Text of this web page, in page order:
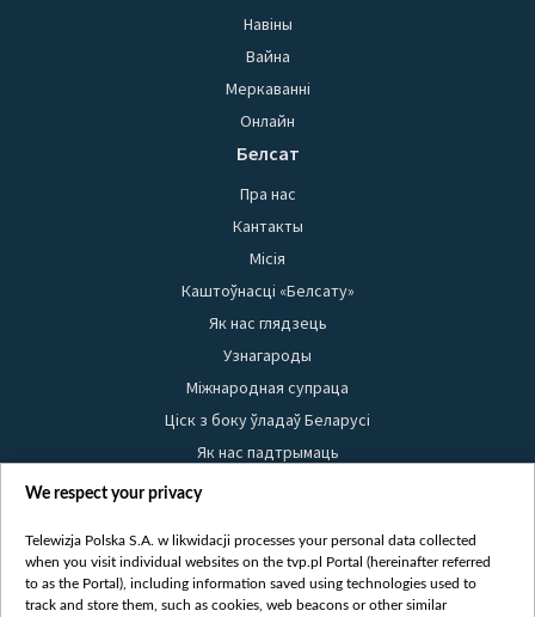
Навіны
Вайна
Меркаванні
Онлайн
Белсат
Пра нас
Кантакты
Місія
Каштоўнасці «Белсату»
Як нас глядзець
Узнагароды
Міжнародная супраца
Ціск з боку ўладаў Беларусі
Як нас падтрымаць
Правілы выкарыстання матэрыялаў
Бяспека
Youtube
We respect your privacy
Telewizja Polska S.A. w likwidacji processes your personal data collected
when you visit individual websites on the tvp.pl Portal (hereinafter referred
to as the Portal), including information saved using technologies used to
track and store them, such as cookies, web beacons or other similar